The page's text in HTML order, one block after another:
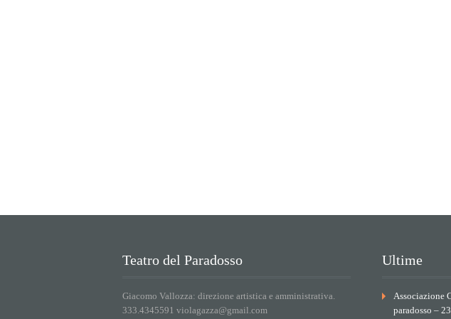
Teatro del Paradosso
Giacomo Vallozza: direzione artistica e amministrativa.
333.4345591 violagazza@gmail.com
Ultime
Associazione
paradosso –